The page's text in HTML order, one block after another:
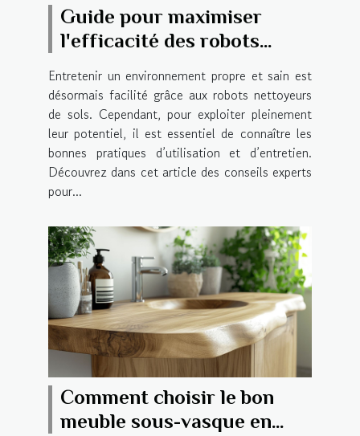
Guide pour maximiser
l'efficacité des robots
nettoyeurs de sols
Entretenir un environnement propre et sain est
désormais facilité grâce aux robots nettoyeurs
de sols. Cependant, pour exploiter pleinement
leur potentiel, il est essentiel de connaître les
bonnes pratiques d’utilisation et d’entretien.
Découvrez dans cet article des conseils experts
pour...
Comment choisir le bon
meuble sous-vasque en